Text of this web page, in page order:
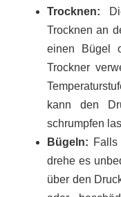
Trocknen:
Trocknen an
einen Bügel
Trockner
kann den
schrumpfen
Bügeln:
drehe es
über den